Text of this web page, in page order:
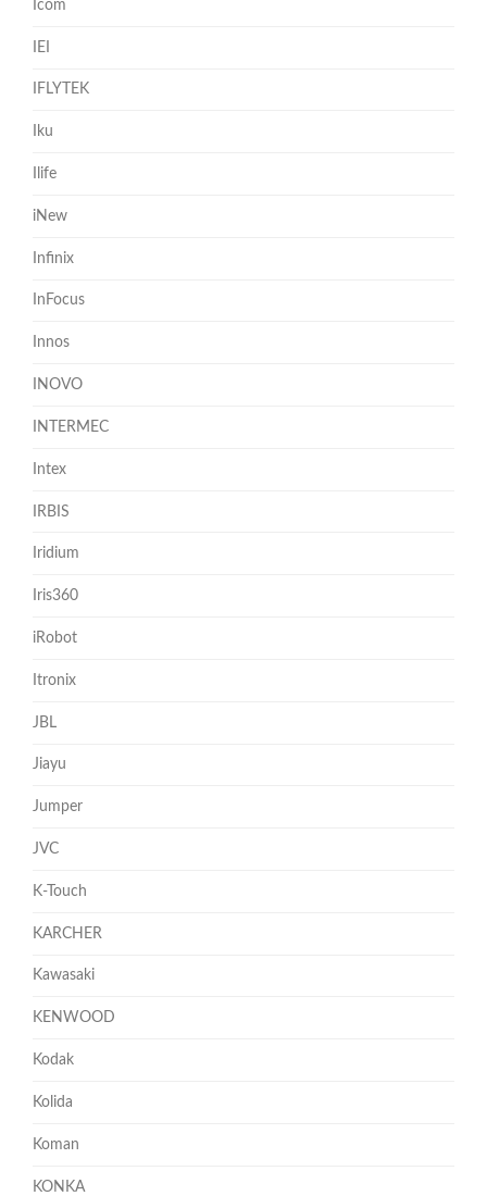
Icom
IEI
IFLYTEK
Iku
Ilife
iNew
Infinix
InFocus
Innos
INOVO
INTERMEC
Intex
IRBIS
Iridium
Iris360
iRobot
Itronix
JBL
Jiayu
Jumper
JVC
K-Touch
KARCHER
Kawasaki
KENWOOD
Kodak
Kolida
Koman
KONKA